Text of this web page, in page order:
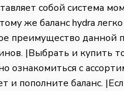
собой система
же баланс hydra
преимущество данной
|Выбрать и купить
ознакомиться с
и пополните баланс.